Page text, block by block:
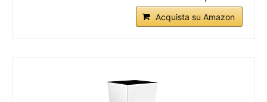
Acquista su Amazon